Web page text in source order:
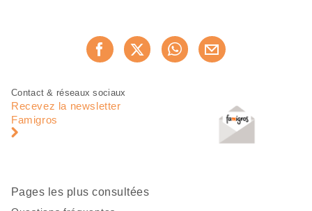
Recommander maintenant
Pied
page
Navigation
pied
Contact & réseaux sociaux
Recevez la newsletter
Famigros
Pages les plus consultées